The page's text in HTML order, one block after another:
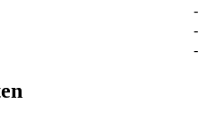
-
-
-